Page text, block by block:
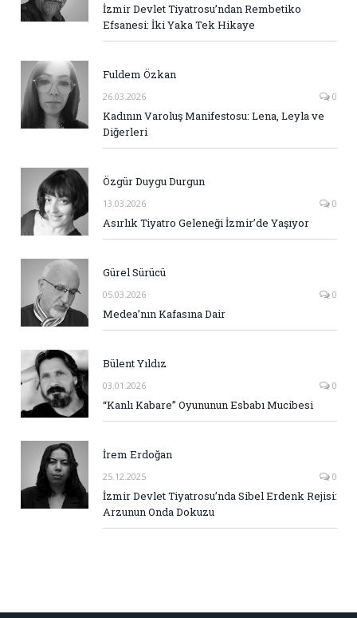
İzmir Devlet Tiyatrosu’ndan Rembetiko
Efsanesi: İki Yaka Tek Hikaye
Fuldem Özkan
26.03.2026 0
Kadının Varoluş Manifestosu: Lena, Leyla ve
Diğerleri
Özgür Duygu Durgun
13.03.2026 0
Asırlık Tiyatro Geleneği İzmir’de Yaşıyor
Gürel Sürücü
05.03.2026 0
Medea’nın Kafasına Dair
Bülent Yıldız
03.01.2026 0
“Kanlı Kabare” Oyununun Esbabı Mucibesi
İrem Erdoğan
25.12.2025 0
İzmir Devlet Tiyatrosu’nda Sibel Erdenk Rejisi:
Arzunun Onda Dokuzu